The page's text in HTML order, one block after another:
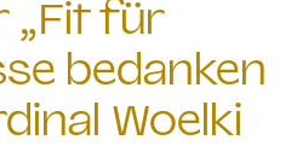
„Fit für
bedanken
Woelki